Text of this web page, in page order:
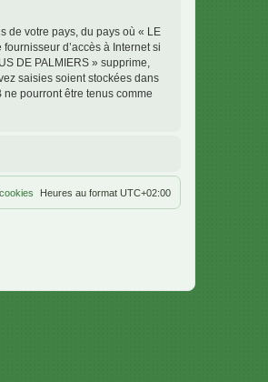
de votre pays, du pays où « LE
d’accès à Internet si
DE PALMIERS » supprime,
saisies soient stockées dans
pourront être tenus comme
Heures au format UTC+02:00